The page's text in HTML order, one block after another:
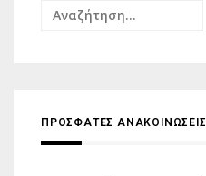
Αναζήτηση
ΠΡΟΣΦΑΤΕΣ ΑΝΑΚΟΙΝΩΣΕΙΣ